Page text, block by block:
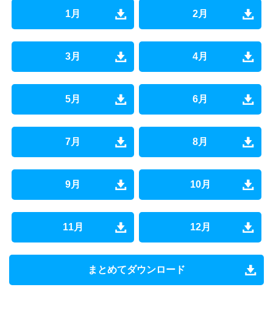
1月 2月
3月 4月
5月 6月
7月 8月
9月 10月
11月 12月
まとめてダウンロード